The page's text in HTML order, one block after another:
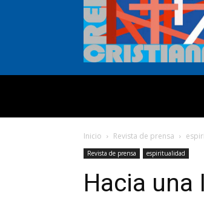
Inicio Revista de prensa
Revista de prensa espiritualidad
Hacia una